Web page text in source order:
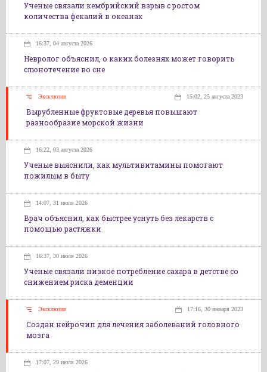
Ученые связали кембрийский взрыв с ростом
количества фекалий в океанах
16:37, 04 августа 2026
Невролог объяснил, о каких болезнях может говорить
слюнотечение во сне
Эксклюзив 15:02, 25 августа 2023
Вырубленные фруктовые деревья повышают
разнообразие морской жизни
16:22, 03 августа 2026
Ученые выяснили, как мультивитамины помогают
пожилым в быту
14:07, 31 июля 2026
Врач объяснил, как быстрее уснуть без лекарств с
помощью растяжки
16:37, 30 июля 2026
Ученые связали низкое потребление сахара в детстве со
снижением риска деменции
Эксклюзив 17:16, 30 января 2023
Создан нейрочип для лечения заболеваний головного
мозга
17:07, 29 июля 2026